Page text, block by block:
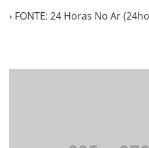
› FONTE: 24 Horas No Ar